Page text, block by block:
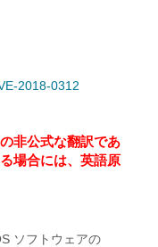
2018-0312
非公式な翻訳であ
場合には、英語原
ソフトウェアの